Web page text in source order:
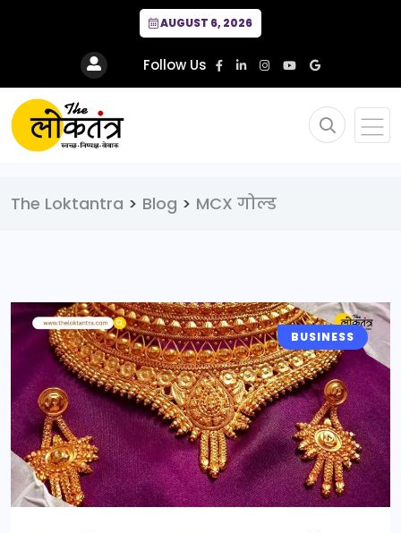
AUGUST 6, 2026
Follow Us
The Loktantra > Blog > MCX गोल्ड
BUSINESS